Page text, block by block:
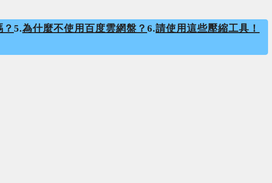
5.為什麼不使用百度雲網盤？ 6.請使用這些壓縮工具！